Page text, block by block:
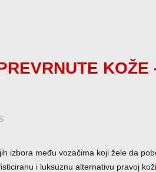
KOŽE
izbora među vozačima koji žele da
i luksuznu alternativu pravoj